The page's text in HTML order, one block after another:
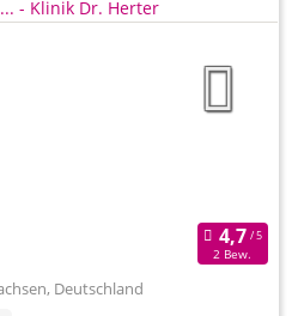
2 Bew.
Deutschland